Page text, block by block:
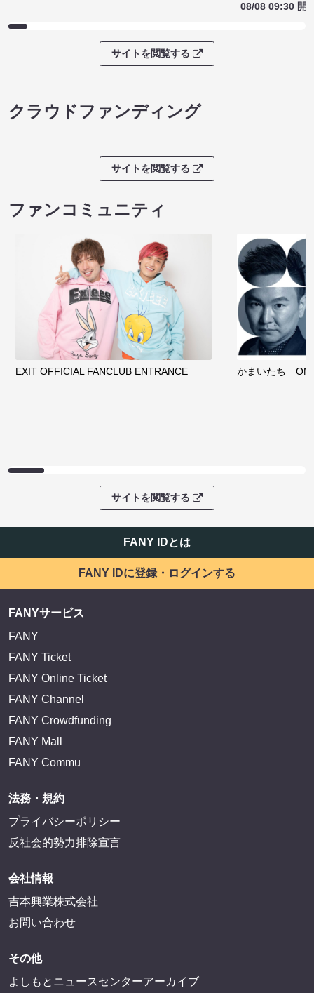
08/08 09:30 開
サイトを閲覧する
クラウドファンディング
サイトを閲覧する
ファンコミュニティ
EXIT OFFICIAL FANCLUB ENTRANCE かまいたち
サイトを閲覧する
FANY IDとは
FANY IDに登録・ログインする
FANYサービス
FANY
FANY Ticket
FANY Online Ticket
FANY Channel
FANY Crowdfunding
FANY Mall
FANY Commu
法務・規約
プライバシーポリシー
反社会的勢力排除宣言
会社情報
吉本興業株式会社
お問い合わせ
その他
よしもとニュースセンターアーカイブ